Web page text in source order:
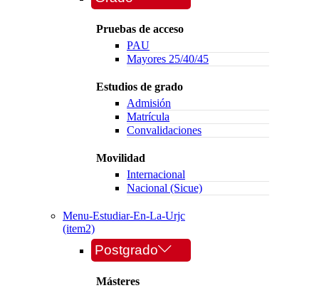
Pruebas de acceso
PAU
Mayores 25/40/45
Estudios de grado
Admisión
Matrícula
Convalidaciones
Movilidad
Internacional
Nacional (Sicue)
Menu-Estudiar-En-La-Urjc
(item2)
Postgrado
Másteres